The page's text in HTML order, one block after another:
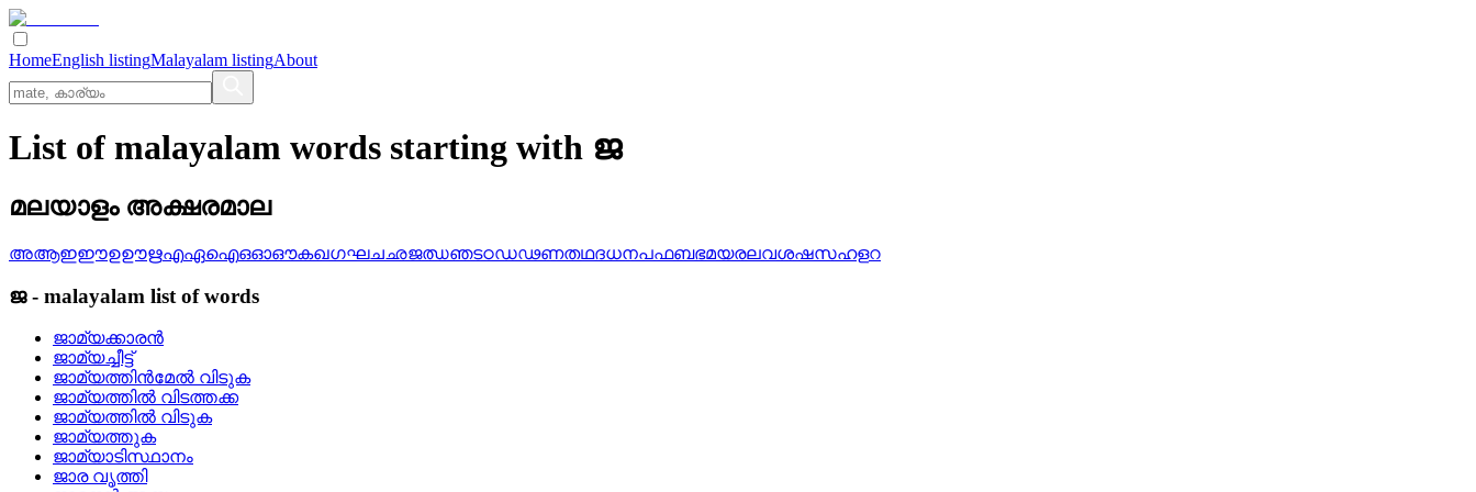
HomeEnglish listingMalayalam listingAbout
List of malayalam words starting with ജ
മലയാളം അക്ഷരമാല
അആഇഈഉഊഋഎഏഐഒഓഔകഖഗഘചഛജഝഞടഠഡഢണതഥദധനപഫബഭമയരലവശഷസഹളറ
ജ- malayalam list of words
ജാമ്യക്കാരന്‍
ജാമ്യച്ചീട്ട്
ജാമ്യത്തിന്‍മേല്‍ വിടുക
ജാമ്യത്തില്‍ വിടത്തക്ക
ജാമ്യത്തില്‍ വിടുക
ജാമ്യത്തുക
ജാമ്യാടിസ്ഥാനം
ജാര വൃത്തി